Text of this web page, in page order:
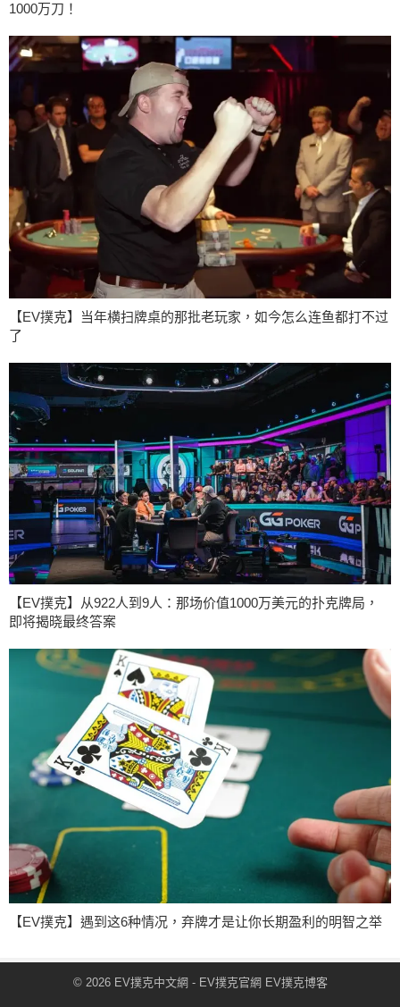
1000万刀！
【EV撲克】当年横扫牌桌的那批老玩家，如今怎么连鱼都打不过
了
【EV撲克】从922人到9人：那场价值1000万美元的扑克牌局，
即将揭晓最终答案
【EV撲克】遇到这6种情况，弃牌才是让你长期盈利的明智之举
© 2026 EV撲克中文網- EV撲克官網 EV撲克博客